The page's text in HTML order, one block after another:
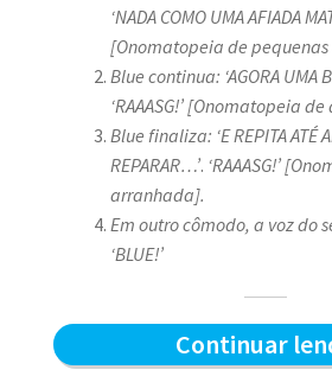
‘NADA COMO UMA AFIADA
[Onomatopeia de
Blue continua: ‘AGORA UMA
‘RAAASG!’ [Onomatopeia
Blue finaliza: ‘E REPITA ATÉ
REPARAR…’. ‘RAAASG!’
arranhada].
Em outro cômodo, a voz do
‘BLUE!’
Continuar